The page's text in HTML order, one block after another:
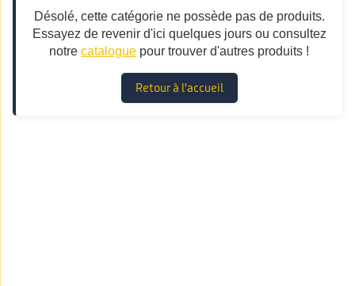
Désolé, cette catégorie ne possède pas de produits.
Essayez de revenir d'ici quelques jours ou consultez
notre catalogue pour trouver d'autres produits !
Retour à l'accueil